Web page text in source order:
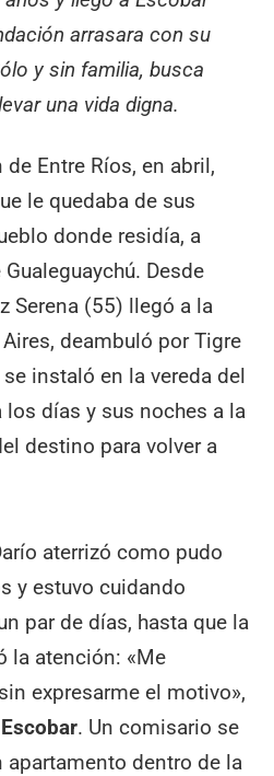
arrasara con su
y sin familia, busca
una vida digna.
Entre Ríos, en abril,
le quedaba de sus
donde residía, a
Desde
Serena (55) llegó a la
deambuló por Tigre
instaló en la vereda del
días y sus noches a la
destino para volver a
aterrizó como pudo
y estuvo cuidando
par de días, hasta que la
la atención: «Me
expresarme el motivo»,
. Un comisario se
apartamento dentro de la